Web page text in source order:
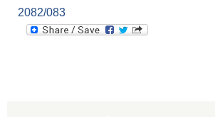
2082/083